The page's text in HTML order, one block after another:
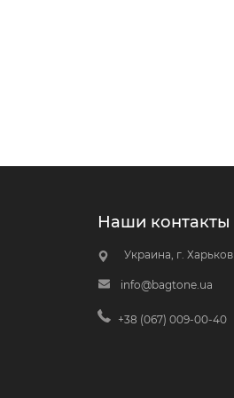
Наши контакты
Украина, г. Харьков
info@bagtone.ua
+38 (067) 009-00-40